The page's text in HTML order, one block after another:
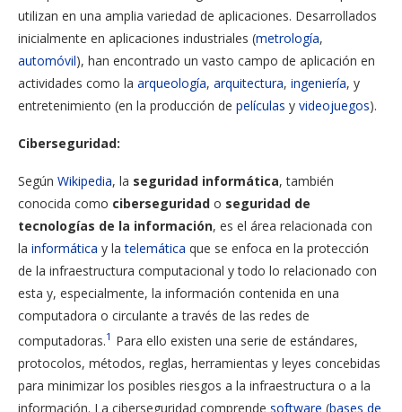
utilizan en una amplia variedad de aplicaciones. Desarrollados
inicialmente en aplicaciones industriales (metrología,
automóvil), han encontrado un vasto campo de aplicación en
actividades como la arqueología, arquitectura, ingeniería, y
entretenimiento (en la producción de películas y videojuegos).
Ciberseguridad:
Según Wikipedia, la seguridad informática, también
conocida como ciberseguridad o seguridad de
tecnologías de la información, es el área relacionada con
la informática y latelemática que se enfoca en la protección
de la infraestructura computacional y todo lo relacionado con
esta y, especialmente, la información contenida en una
computadora o circulante a través de las redes de
computadoras.1 ​ Para ello existen una serie de estándares,
protocolos, métodos, reglas, herramientas y leyes concebidas
para minimizar los posibles riesgos a la infraestructura o a la
información. La ciberseguridad comprende software (bases de